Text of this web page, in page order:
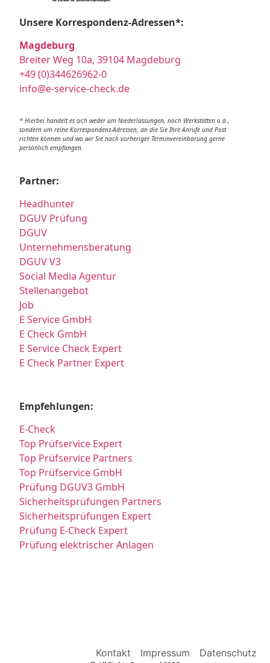
Unsere Korrespondenz-Adressen*:
Magdeburg
Breiter Weg 10a, 39104 Magdeburg
+49 (0)344626962-0
info@e-service-check.de
* Hierbei handelt es sich weder um Niederlassungen, noch Werkstätten o.ä.,
sondern um reine Korrespondenz-Adressen, an die Sie Ihre Anrufe und Post
richten können und wo wir Sie nach vorheriger Terminvereinbarung gerne
persönlich empfangen.
Partner:
Headhunter
DGUV Prüfung
DGUV
Unternehmensberatung
DGUV V3
Social Media Agentur
Stellenangebot
Job
E Service GmbH
E Check GmbH
E Service Check Expert
E Check Partner Expert
Empfehlungen:
E-Check
Top Prüfservice Expert
Top Prüfservice Partners
Top Prüfservice GmbH
Prüfung DGUV3 GmbH
Sicherheitsprüfungen Partners
Sicherheitsprüfungen Expert
Prüfung E-Check Expert
Prüfung elektrischer Anlagen
Kontakt Impressum Datenschutz